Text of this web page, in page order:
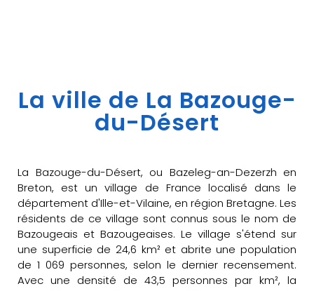
La ville de La Bazouge-
du-Désert
La Bazouge-du-Désert, ou Bazeleg-an-Dezerzh en
Breton, est un village de France localisé dans le
département d'Ille-et-Vilaine, en région Bretagne. Les
résidents de ce village sont connus sous le nom de
Bazougeais et Bazougeaises. Le village s'étend sur
une superficie de 24,6 km² et abrite une population
de 1 069 personnes, selon le dernier recensement.
Avec une densité de 43,5 personnes par km², la